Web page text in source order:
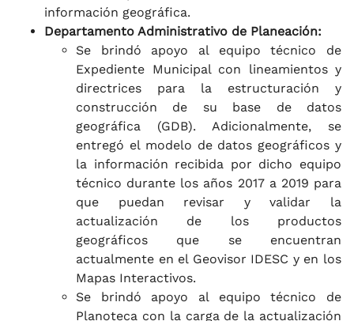
información geográfica.
Departamento Administrativo de Planeación:
Se brindó apoyo al equipo técnico de
Expediente Municipal con lineamientos y
directrices para la estructuración y
construcción de su base de datos
geográfica (GDB). Adicionalmente, se
entregó el modelo de datos geográficos y
la información recibida por dicho equipo
técnico durante los años 2017 a 2019 para
que puedan revisar y validar la
actualización de los productos
geográficos que se encuentran
actualmente en el Geovisor IDESC y en los
Mapas Interactivos.
Se brindó apoyo al equipo técnico de
Planoteca con la carga de la actualización